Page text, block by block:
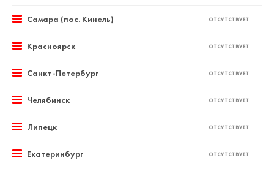
Самара (пос. Кинель) ОТСУТСТВУЕТ
Красноярск ОТСУТСТВУЕТ
Санкт-Петербург ОТСУТСТВУЕТ
Челябинск ОТСУТСТВУЕТ
Липецк ОТСУТСТВУЕТ
Екатеринбург ОТСУТСТВУЕТ